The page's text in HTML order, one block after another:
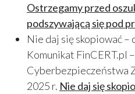
Ostrzegamy przed
podszywającą się pod
Nie daj się skopiować –
Komunikat FinCERT.pl
Cyberbezpieczeństwa
2025 r. Nie daj się